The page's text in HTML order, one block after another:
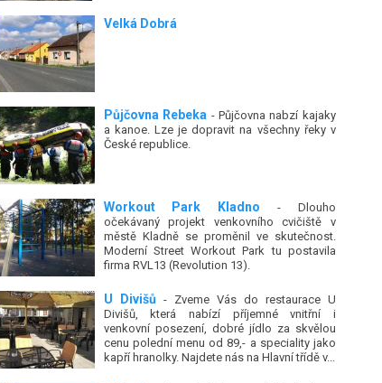
Velká Dobrá
Půjčovna Rebeka - Půjčovna nabzí kajaky
a kanoe. Lze je dopravit na všechny řeky v
České republice.
Workout Park Kladno - Dlouho
očekávaný projekt venkovního cvičiště v
městě Kladně se proměnil ve skutečnost.
Moderní Street Workout Park tu postavila
firma RVL13 (Revolution 13).
U Divišů- Zveme Vás do restaurace U
Divišů, která nabízí příjemné vnitřní i
venkovní posezení, dobré jídlo za skvělou
cenu polední menu od 89,- a speciality jako
kapří hranolky. Najdete nás na Hlavní třídě v...